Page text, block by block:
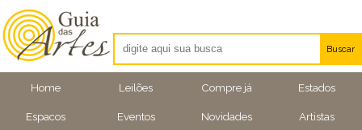
Home Leilões Compre já Estados
Espacos Eventos Novidades Artistas
Buscar
Artistas
Eventos